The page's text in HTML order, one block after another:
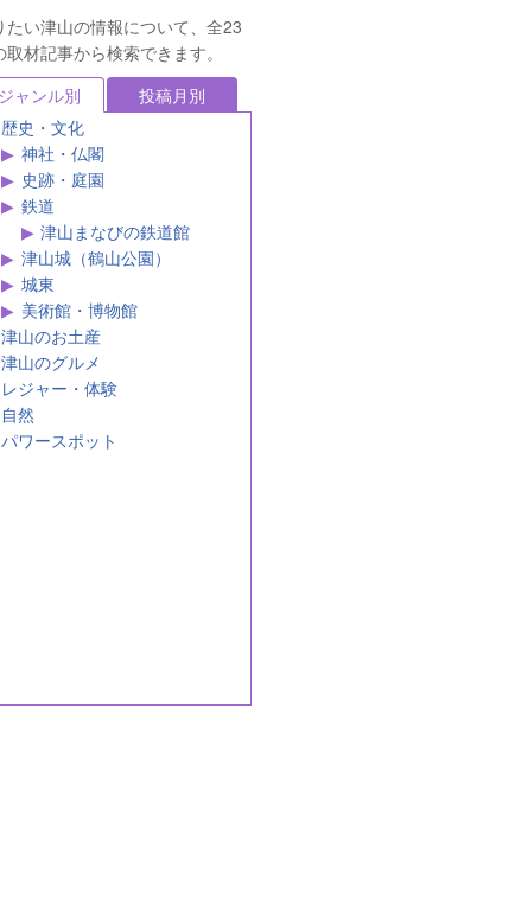
歴史・文化
神社・仏閣
史跡・庭園
鉄道
津山まなびの鉄道館
津山城（鶴山公園）
城東
美術館・博物館
津山のお土産
津山のグルメ
レジャー・体験
自然
パワースポット